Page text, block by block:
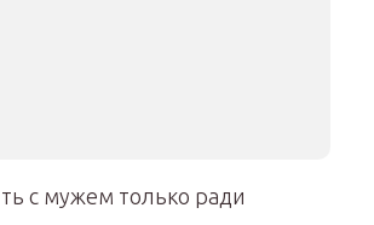
с мужем только ради